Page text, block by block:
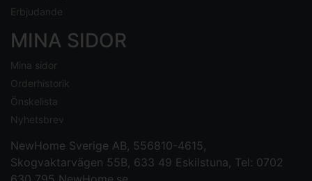
Erbjudande
MINA SIDOR
Mina sidor
Orderhistorik
Önskelista
Nyhetsbrev
NewHome Sverige AB, 556810-4615,
Skogvaktarvägen 55B, 633 49 Eskilstuna, Tel: 0702